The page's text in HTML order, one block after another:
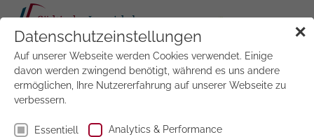
Jetzt
testen
Wochenmappe
✕
Datenschutzeinstellungen
Auf unserer Webseite werden Cookies verwendet. Einige
davon werden zwingend benötigt, während es uns andere
ermöglichen, Ihre Nutzererfahrung auf unserer Webseite zu
verbessern.
Essentiell Analytics & Performance